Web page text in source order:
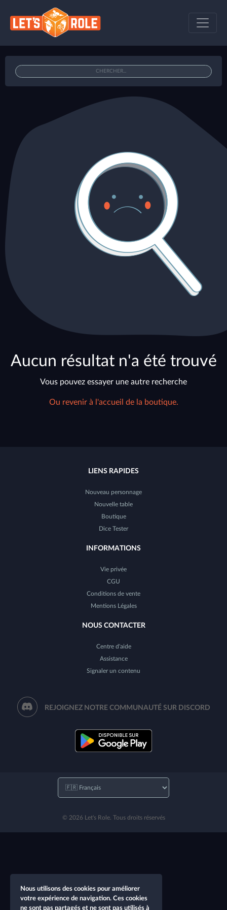
Aucun résultat n'a été trouvé
Vous pouvez essayer une autre recherche
Ou revenir à l'accueil de la boutique.
LIENS RAPIDES
Nouveau personnage
Nouvelle table
Boutique
Dice Tester
INFORMATIONS
Vie privée
CGU
Conditions de vente
Mentions Légales
NOUS CONTACTER
Centre d'aide
Assistance
Signaler un contenu
REJOIGNEZ NOTRE COMMUNAUTÉ SUR DISCORD
© 2026 Let's Role. Tous droits réservés
Nous utilisons des cookies pour améliorer
votre expérience de navigation. Ces cookies
ne sont pas partagés et ne sont pas utilisés à